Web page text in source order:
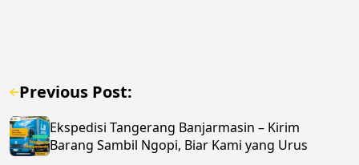
Previous Post:
Ekspedisi Tangerang Banjarmasin – Kirim
Barang Sambil Ngopi, Biar Kami yang Urus